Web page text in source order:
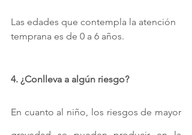
Las edades que contempla la atención
temprana es de 0 a 6 años.
4. ¿Conlleva a algún riesgo?
En cuanto al niño, los riesgos de mayor